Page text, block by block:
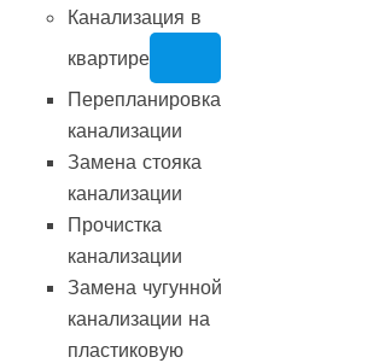
Канализация в
квартире
Перепланировка
канализации
Замена стояка
канализации
Прочистка
канализации
Замена чугунной
канализации на
пластиковую